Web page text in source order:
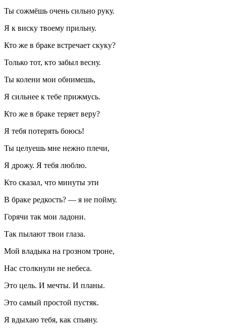
Ты сожмёшь очень сильно руку.
Я к виску твоему прильну.
Кто же в браке встречает скуку?
Только тот, кто забыл весну.
Ты колени мои обнимешь,
Я сильнее к тебе прижмусь.
Кто же в браке теряет веру?
Я тебя потерять боюсь!
Ты целуешь мне нежно плечи,
Я дрожу. Я тебя люблю.
Кто сказал, что минуты эти
В браке редкость? — я не пойму.
Горячи так мои ладони.
Так пылают твои глаза.
Мой владыка на грозном троне,
Нас столкнули не небеса.
Это цель. И мечты. И планы.
Это самый простой пустяк.
Я вдыхаю тебя, как спьяну.